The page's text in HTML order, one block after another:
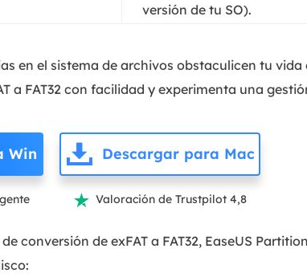
versión de tu SO).
en el sistema de archivos obstaculicen tu
a FAT32 con facilidad y experimenta una
Win Descargar para Mac
 Valoración de Trustpilot 4,8
conversión de exFAT a FAT32, EaseUS